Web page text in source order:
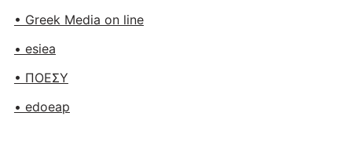
• Greek Media on line
• esiea
• ΠΟΕΣΥ
• edoeap